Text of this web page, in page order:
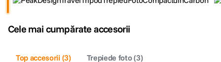
peak design
Cele mai cumpărate accesorii
Top accesorii (3) Trepiede foto(3)